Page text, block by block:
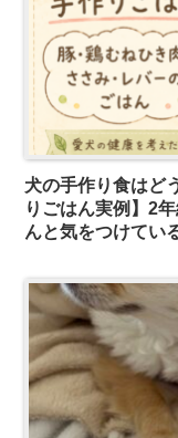
犬の手作り食はど
りごはん実例】2
んと気をつけてい